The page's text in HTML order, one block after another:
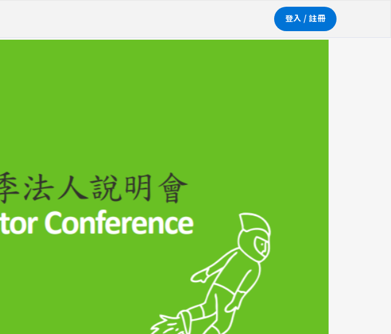
登入 / 註冊